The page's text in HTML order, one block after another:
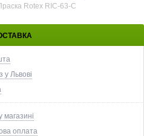
Rotex RIC-63-C
у Львові
магазині
оплата